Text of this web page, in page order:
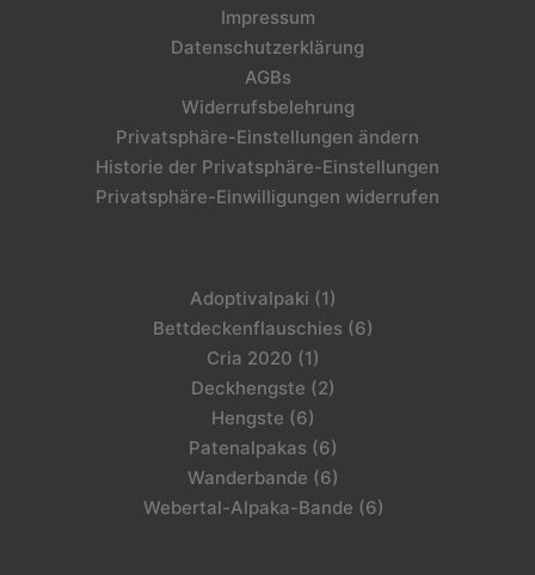
Impressum
Datenschutzerklärung
AGBs
Widerrufsbelehrung
Privatsphäre-Einstellungen ändern
Historie der Privatsphäre-Einstellungen
Privatsphäre-Einwilligungen widerrufen
Adoptivalpaki (1)
Bettdeckenflauschies (6)
Cria 2020 (1)
Deckhengste (2)
Hengste (6)
Patenalpakas (6)
Wanderbande (6)
Webertal-Alpaka-Bande (6)